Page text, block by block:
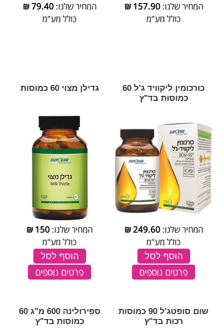
המחיר שלנו:157.90
₪
כולל מע"מ
המחיר שלנו:79.40
₪
כולל מע"מ
כורכומין ליקוויד ג'ל 60
כמוסות בד"ץ
המחיר שלנו:249.60
₪
כולל מע"מ
הוסף לסל
פרטים נוספים
גדילן מצוי 60 כמוסות
המחיר שלנו: 150
₪
כולל מע"מ
הוסף לסל
פרטים נוספים
שום סופטג'ל 90 כמוסות
רכות בד"ץ
ספירולינה 600 מ"ג 60
כמוסות בד"ץ